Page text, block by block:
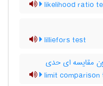
likelihood ratio
lilliefors test
مقایسه ای حدی
limit